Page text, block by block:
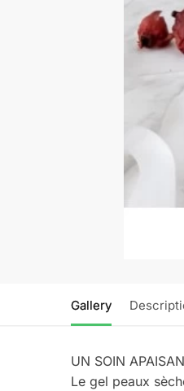
Gallery
UN SOIN
Le gel peaux